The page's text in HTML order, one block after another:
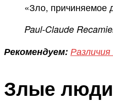
«Зло, причиняемое
Paul-Claude
Рекомендуем:
Злые люди